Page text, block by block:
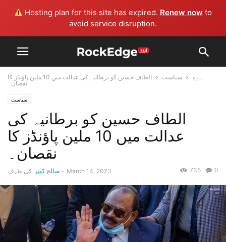
Hosting plan for this site has expired. Renew now to
avoid service disruption.
ہوم سیاست
الطاف حسین کو برطانیہ کی عدالت میں 10 ملین پاؤنڈز کا
نقصان۔
سیاست
الطاف حسین کو برطانیہ کی
عدالت میں 10 ملین پاؤنڈز کا
نقصان۔
کی طرف صالح کبیر - March 14, 2023 0
735